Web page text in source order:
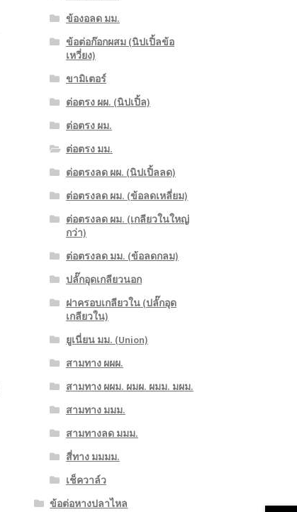
ข้องอลด มม.
ข้อต่อก๊อกผสม (นิปเปิ้ลข้อ
เหวี่ยง)
ขามิเตอร์
ต่อตรง ผผ. (นิปเปิ้ล)
ต่อตรง ผม.
ต่อตรง มม.
ต่อตรงลด ผผ. (นิปเปิ้ลลด)
ต่อตรงลด ผม. (ข้อลดเหลี่ยม)
ต่อตรงลด ผม. (เกลียวในใหญ่
กว่า)
ต่อตรงลด มม. (ข้อลดกลม)
ปลั๊กอุดเกลียวนอก
ฝาครอบเกลียวใน (ปลั๊กอุด
เกลียวใน)
ยูเนี่ยน มม. (Union)
สามทาง ผผผ.
สามทาง ผผม. ผมผ. ผมม. มผม.
สามทาง มมม.
สามทางลด มมม.
สี่ทาง มมมม.
เช็ควาล์ว
ข้อต่อหางปลาไหล